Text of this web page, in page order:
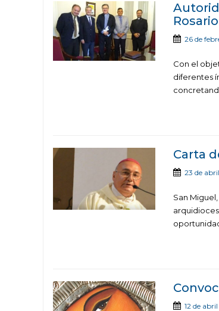
26 de
Con el
diferentes
Carta
23 de
San
12 de